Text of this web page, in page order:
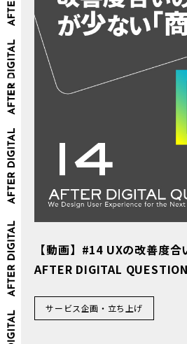
【動画】#14 UXの改善度
AFTER DIGITAL QUESTION
サービス企画・立ち上げ